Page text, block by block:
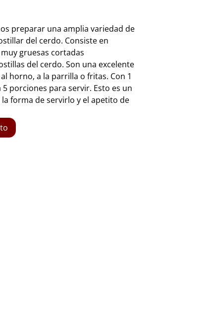
preparar una amplia variedad de
del cerdo. Consiste en
gruesas cortadas
del cerdo. Son una excelente
horno, a la parrilla o fritas. Con 1
porciones para servir. Esto es un
forma de servirlo y el apetito de